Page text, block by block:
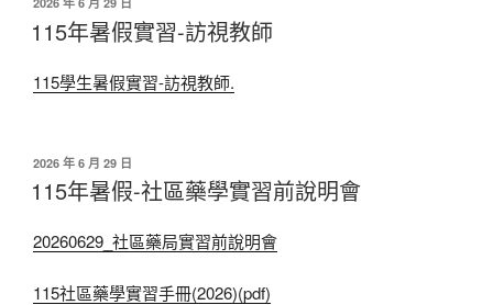
佈
於
115年暑假實習-訪視教師
115學生暑假實習-訪視教師.
發
佈
於
2026 年 6 月 29 日
115年暑假-社區藥學實習前說明會
20260629_社區藥局實習前說明會
115社區藥學實習手冊(2026)(pdf)